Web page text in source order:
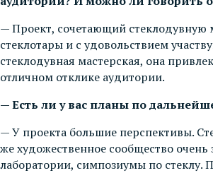
— Проект, сочетающий стеклодувную
стеклотары и с удовольствием
стеклодувная мастерская, она
отличном отклике аудитории.
— Есть ли у вас планы по
— У проекта большие перспективы.
же художественное сообщество
лаборатории, симпозиумы по